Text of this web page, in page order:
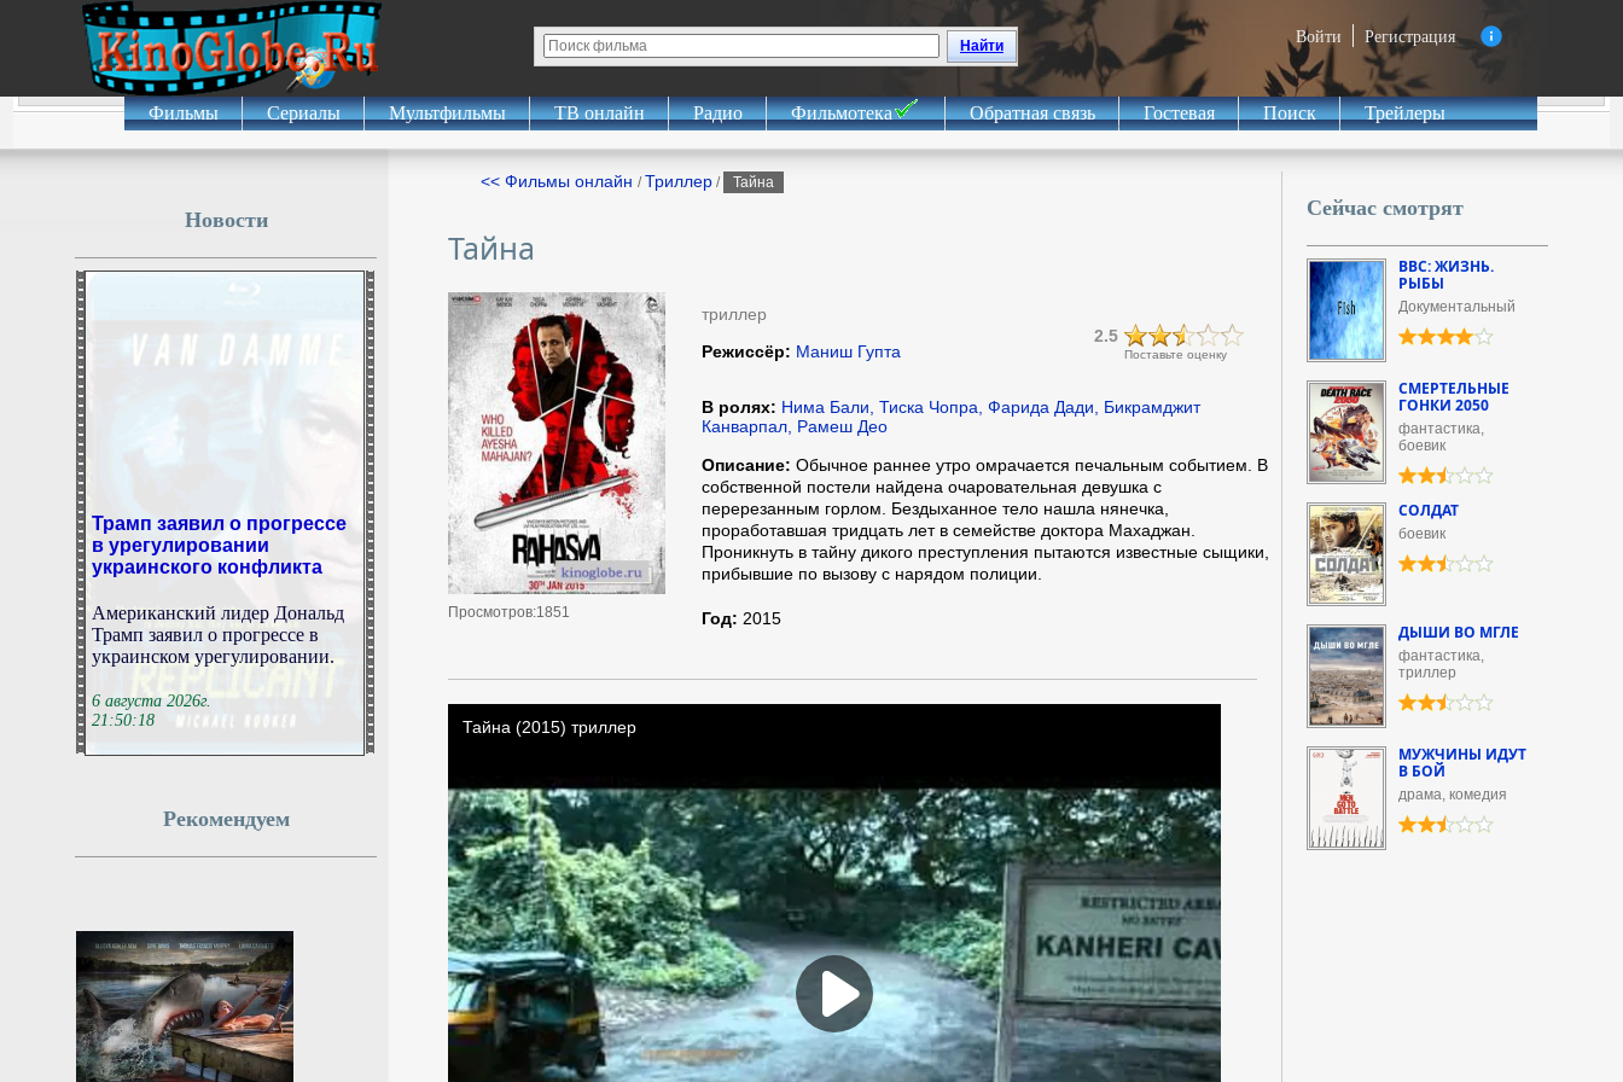
Войти Регистрация
Найти
Фильмы Сериалы Мультфильмы ТВ онлайн Радио Фильмотека Обратная связь Гостевая Поиск Трейлеры
<< Фильмы онлайн /Триллер / Тайна
Тайна
Просмотров:1851
триллер
Поставьте оценку
2.5
Режиссёр: Маниш Гупта
В ролях: Нима Бали, Тиска Чопра, Фарида Дади, Бикрамджит
Канварпал, Рамеш Део
Описание: Обычное раннее утро омрачается печальным событием. В
собственной постели найдена очаровательная девушка с
перерезанным горлом. Бездыханное тело нашла нянечка,
проработавшая тридцать лет в семействе доктора Махаджан.
Проникнуть в тайну дикого преступления пытаются известные сыщики,
прибывшие по вызову с нарядом полиции.
Год: 2015
Новости
в урегулировании
украинского конфликта
Трамп заявил о прогрессе в
украинском урегулировании.
21:50:18
поддержала Инфантино
организации чемпионата мира
2026 года.
6 августа 2026г.
21:49:09
Рекомендуем
Сейчас смотрят
BBC: ЖИЗНЬ.
РЫБЫ
Документальный
СМЕРТЕЛЬНЫЕ
ГОНКИ 2050
фантастика,
боевик
СОЛДАТ
боевик
ДЫШИ ВО МГЛЕ
фантастика,
триллер
МУЖЧИНЫ ИДУТ
В БОЙ
драма, комедия